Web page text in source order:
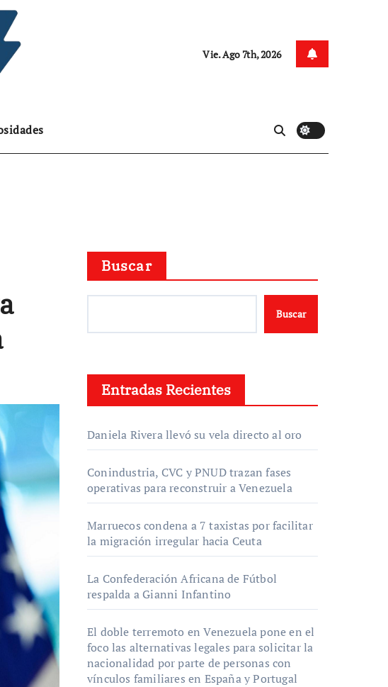
Vie. Ago 7th, 2026
Buscar
Buscar
Entradas Recientes
Daniela Rivera llevó su vela directo al oro
Conindustria, CVC y PNUD trazan fases
operativas para reconstruir a Venezuela
Marruecos condena a 7 taxistas por facilitar
la migración irregular hacia Ceuta
La Confederación Africana de Fútbol
respalda a Gianni Infantino
El doble terremoto en Venezuela pone en el
foco las alternativas legales para solicitar la
nacionalidad por parte de personas con
vínculos familiares en España y Portugal